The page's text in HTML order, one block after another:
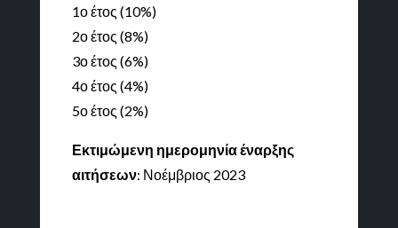
1ο έτος (10%)
2ο έτος (8%)
3ο έτος (6%)
4ο έτος (4%)
5ο έτος (2%)
Εκτιμώμενη ημερομηνία έναρξης
αιτήσεων: Νοέμβριος 2023